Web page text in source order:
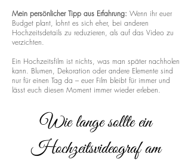
Mein persönlicher Tipp aus Erfahrung: Wenn ihr euer
Budget plant, lohnt es sich eher, bei anderen
Hochzeitsdetails zu reduzieren, als auf das Video zu
verzichten.
Ein Hochzeitsfilm ist nichts, was man später nachholen
kann. Blumen, Dekoration oder andere Elemente sind
nur für einen Tag da – euer Film bleibt für immer und
lässt euch diesen Moment immer wieder erleben.
Wie lange sollte ein
Hochzeitsvideograf am